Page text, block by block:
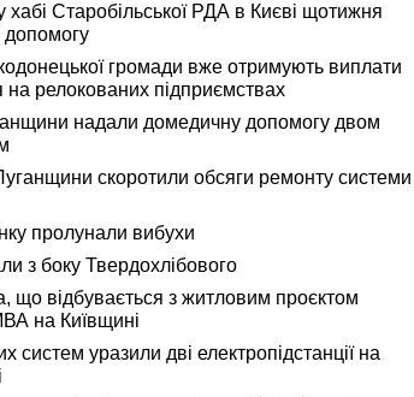
хабі Старобільської РДА в Києві щотижня
допомогу
громади вже отримують виплати
релокованих підприємствах
надали домедичну допомогу двом
скоротили обсяги ремонту системи
пролунали вибухи
з боку Твердохлібового
що відбувається з житловим проєктом
на Київщині
систем уразили дві електропідстанції на